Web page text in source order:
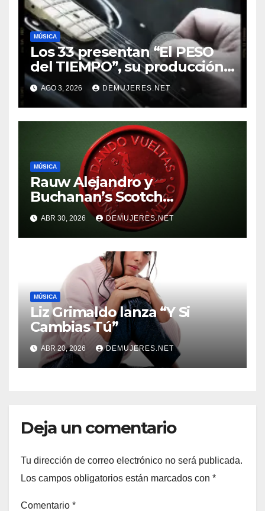
MÚSICA
Los 33 presentan “El PESO
del TIEMPO”, su producción
discográfica número 16. Y
anuncian gira internacional
por Sudamérica
AGO 3, 2026 DEMUJERES.NET
MÚSICA
Rauw Alejandro y
Buchanan’s Scotch
Whiskymarcan un hito para
la música
ABR 30, 2026 DEMUJERES.NET
MÚSICA
Liz Grimaldo lanza “Y Si
Cambias Tú”
ABR 20, 2026 DEMUJERES.NET
Deja un comentario
Tu dirección de correo electrónico no será publicada.
Los campos obligatorios están marcados con *
Comentario *